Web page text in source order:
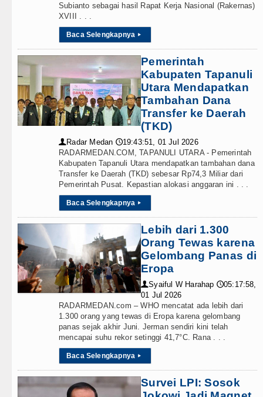
Subianto sebagai hasil Rapat Kerja Nasional (Rakernas)
XVIII . . .
Baca Selengkapnya ▸
Pemerintah
Kabupaten Tapanuli
Utara Mendapatkan
Tambahan Dana
Transfer ke Daerah
(TKD)
👤 Radar Medan 🕔19:43:51, 01 Jul 2026
RADARMEDAN.COM, TAPANULI UTARA - Pemerintah
Kabupaten Tapanuli Utara mendapatkan tambahan dana
Transfer ke Daerah (TKD) sebesar Rp74,3 Miliar dari
Pemerintah Pusat. Kepastian alokasi anggaran ini . . .
Baca Selengkapnya ▸
Lebih dari 1.300
Orang Tewas karena
Gelombang Panas di
Eropa
👤Syaiful W Harahap 🕔05:17:58,
01 Jul 2026
RADARMEDAN.com – WHO mencatat ada lebih dari
1.300 orang yang tewas di Eropa karena gelombang
panas sejak akhir Juni. Jerman sendiri kini telah
mencapai suhu rekor setinggi 41,7°C. Rana . . .
Baca Selengkapnya ▸
Survei LPI: Sosok